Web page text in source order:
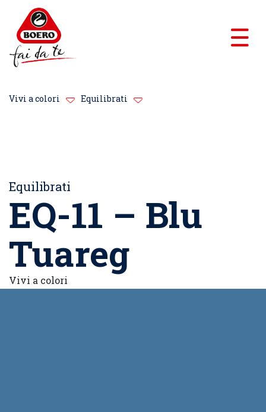
Vivi a colori Equilibrati
Equilibrati
EQ-11 – Blu
Tuareg
Vivi a colori